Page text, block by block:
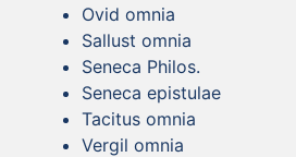
Ovid omnia
Sallust omnia
Seneca Philos.
Seneca epistulae
Tacitus omnia
Vergil omnia